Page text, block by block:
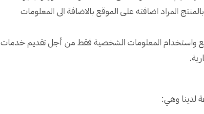
المراد اضافته على الموقع بالاضافة الى المعلومات
واستخدام المعلومات الشخصية فقط من أجل تقديم خدمات
لدينا وهي: